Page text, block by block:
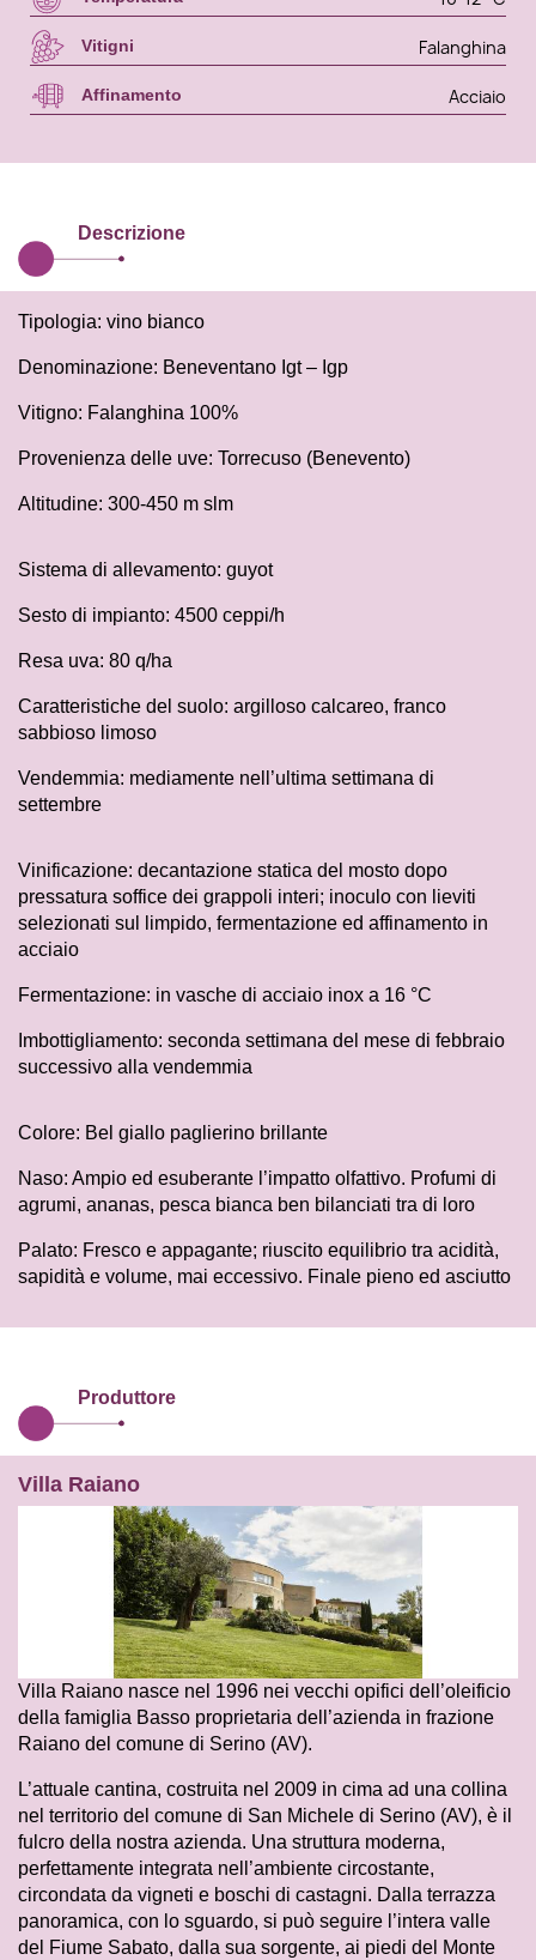
Vitigni Falanghina
Affinamento Acciaio
Descrizione
Tipologia: vino bianco
Denominazione: Beneventano Igt – Igp
Vitigno: Falanghina 100%
Provenienza delle uve: Torrecuso (Benevento)
Altitudine: 300-450 m slm
Sistema di allevamento: guyot
Sesto di impianto: 4500 ceppi/h
Resa uva: 80 q/ha
Caratteristiche del suolo: argilloso calcareo, franco
sabbioso limoso
Vendemmia: mediamente nell’ultima settimana di
settembre
Vinificazione: decantazione statica del mosto dopo
pressatura soffice dei grappoli interi; inoculo con lieviti
selezionati sul limpido, fermentazione ed affinamento in
acciaio
Fermentazione: in vasche di acciaio inox a 16 °C
Imbottigliamento: seconda settimana del mese di febbraio
successivo alla vendemmia
Colore: Bel giallo paglierino brillante
Naso: Ampio ed esuberante l’impatto olfattivo. Profumi di
agrumi, ananas, pesca bianca ben bilanciati tra di loro
Palato: Fresco e appagante; riuscito equilibrio tra acidità,
sapidità e volume, mai eccessivo. Finale pieno ed asciutto
Produttore
Villa Raiano
Villa Raiano nasce nel 1996 nei vecchi opifici dell’oleificio
della famiglia Basso proprietaria dell’azienda in frazione
Raiano del comune di Serino (AV).
L’attuale cantina, costruita nel 2009 in cima ad una collina
nel territorio del comune di San Michele di Serino (AV), è il
fulcro della nostra azienda. Una struttura moderna,
perfettamente integrata nell’ambiente circostante,
circondata da vigneti e boschi di castagni. Dalla terrazza
panoramica, con lo sguardo, si può seguire l’intera valle
del Fiume Sabato, dalla sua sorgente, ai piedi del Monte